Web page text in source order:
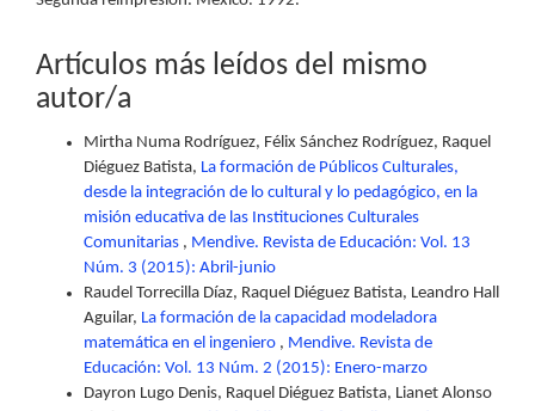
Artículos más leídos del mismo
autor/a
Mirtha Numa Rodríguez, Félix Sánchez Rodríguez, Raquel
Diéguez Batista, La formación de Públicos Culturales,
desde la integración de lo cultural y lo pedagógico, en la
misión educativa de las Instituciones Culturales
Comunitarias , Mendive. Revista de Educación: Vol. 13
Núm. 3 (2015): Abril-junio
Raudel Torrecilla Díaz, Raquel Diéguez Batista, Leandro Hall
Aguilar, La formación de la capacidad modeladora
matemática en el ingeniero , Mendive. Revista de
Educación: Vol. 13 Núm. 2 (2015): Enero-marzo
Dayron Lugo Denis, Raquel Diéguez Batista, Lianet Alonso